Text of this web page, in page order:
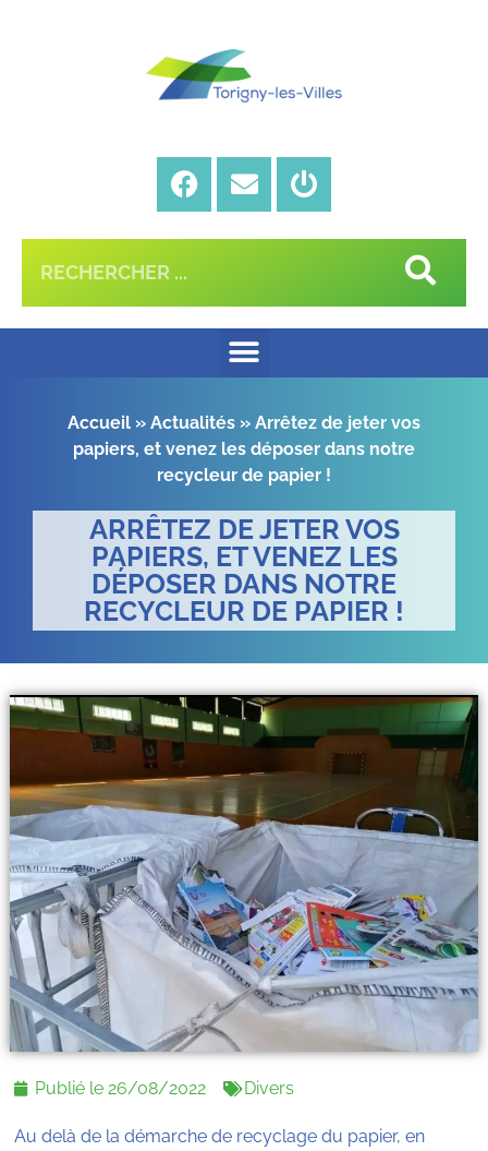
Accueil » Actualités » Arrêtez de jeter vos
papiers, et venez les déposer dans notre
recycleur de papier !
ARRÊTEZ DE JETER VOS
PAPIERS, ET VENEZ LES
DÉPOSER DANS NOTRE
RECYCLEUR DE PAPIER !
Publié le26/08/2022 Divers
Au delà de la démarche de recyclage du papier, en